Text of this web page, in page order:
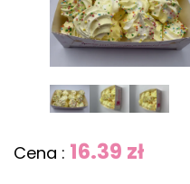
Cena : 16.39 zł